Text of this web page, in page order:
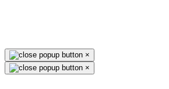
×
×